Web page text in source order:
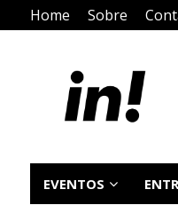
Home Sobre
EVENTOS